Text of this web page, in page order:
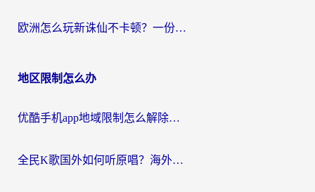
欧洲怎么玩新诛仙不卡顿？一份给海外游子的国服游戏畅玩指南
地区限制怎么办
优酷手机app地域限制怎么解除？海外党亲测有效的追剧方案
全民K歌国外如何听原唱？海外党亲测有效的回国加速器选择指南